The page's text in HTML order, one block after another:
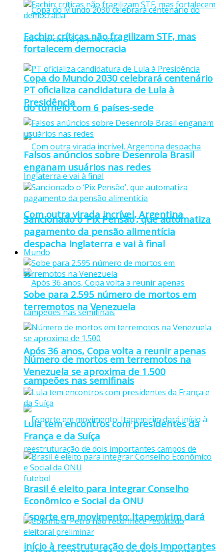
Copa do Mundo 2030 celebrará centenário
do torneio com 6 países-sede
Com outra virada incrível, Argentina
despacha Inglaterra e vai à final
Após 36 anos, Copa volta a reunir apenas
campeões nas semifinais
Esporte em movimento: Itapemirim dará
início à reestruturação de dois importantes
Fachin: críticas não fragilizam STF, mas
fortalecem democracia
PT oficializa candidatura de Lula à
Presidência
Falsos anúncios sobre Desenrola Brasil
enganam usuários nas redes
Sancionado o ‘Pix Pensão’, que automatiza
pagamento da pensão alimentícia
Mundo
Sobe para 2.595 número de mortos em
terremotos na Venezuela
Número de mortos em terremotos na
Venezuela se aproxima de 1.500
Lula tem encontros com presidentes da
França e da Suíça
Brasil é eleito para integrar Conselho
Econômico e Social da ONU